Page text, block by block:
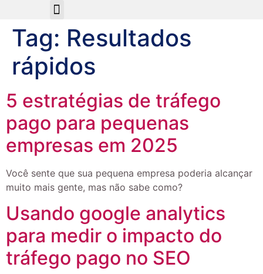
Tag: Resultados
rápidos
5 estratégias de tráfego
pago para pequenas
empresas em 2025
Você sente que sua pequena empresa poderia alcançar
muito mais gente, mas não sabe como?
Usando google analytics
para medir o impacto do
tráfego pago no SEO